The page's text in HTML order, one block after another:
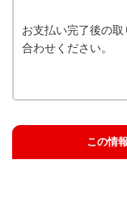
お支払い完了後の
合わせください。
この情